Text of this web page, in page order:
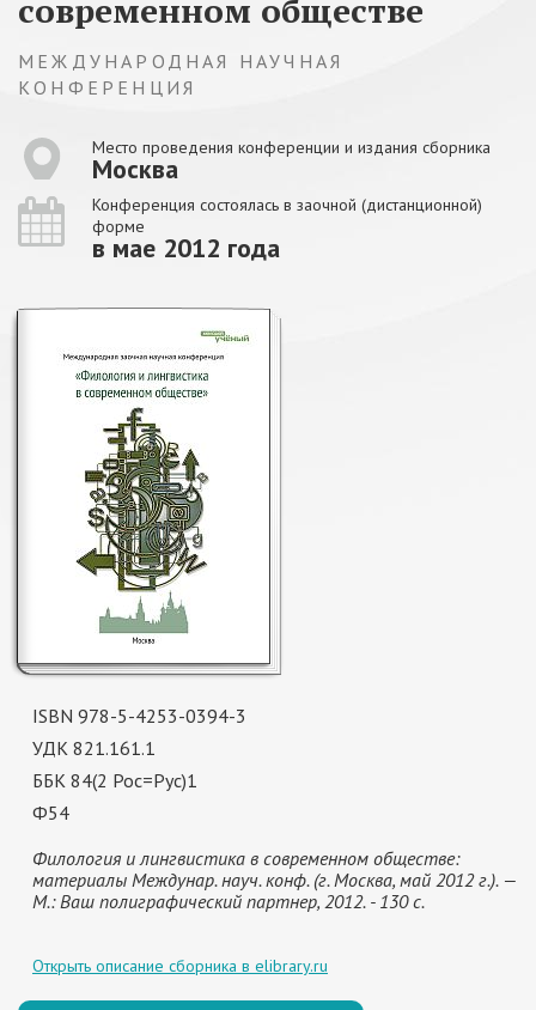
современном обществе
МЕЖДУНАРОДНАЯ НАУЧНАЯ
КОНФЕРЕНЦИЯ
Место проведения конференции и издания сборника
Москва
Конференция состоялась в заочной (дистанционной)
форме
в мае 2012 года
ISBN 978-5-4253-0394-3
УДК 821.161.1
ББК 84(2 Рос=Рус)1
Ф54
Филология и лингвистика в современном обществе:
материалы Междунар. науч. конф. (г. Москва, май 2012 г.). —
М.: Ваш полиграфический партнер, 2012. - 130 с.
Открыть описание сборника в elibrary.ru